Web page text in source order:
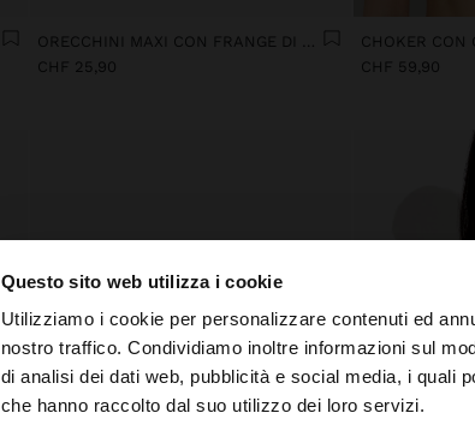
Questo sito web utilizza i cookie
Utilizziamo i cookie per personalizzare contenuti ed
nostro traffico. Condividiamo inoltre informazioni sul
di analisi dei dati web, pubblicità e social media, i quali
che hanno raccolto dal suo utilizzo dei loro servizi.
ciao
Stai accedendo al sito da Svizzera. Vuoi
CHF 25,90
CHOKER CON
CHF 59,90